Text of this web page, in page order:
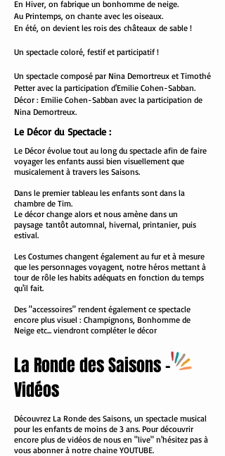
En Hiver, on fabrique un bonhomme de neige.
Au Printemps, on chante avec les oiseaux.
En été, on devient les rois des châteaux de sable !
Un spectacle coloré, festif et participatif !
Un spectacle composé par Nina Demortreux et Timothé
Petter avec la participation d'Emilie Cohen-Sabban.
Décor : Emilie Cohen-Sabban avec la participation de
Nina Demortreux.
Le Décor du Spectacle :
Le Décor évolue tout au long du spectacle afin de faire
voyager les enfants aussi bien visuellement que
musicalement à travers les Saisons.
Dans le premier tableau les enfants sont dans la
chambre de Tim.
Le décor change alors et nous amène dans un
paysage tantôt automnal, hivernal, printanier, puis
estival.
Les Costumes changent également au fur et à mesure
que les personnages voyagent, notre héros mettant à
tour de rôle les habits adéquats en fonction du temps
qu'il fait.
Des "accessoires" rendent également ce spectacle
encore plus visuel : Champignons, Bonhomme de
Neige etc... viendront compléter le décor
La Ronde des Saisons -
Vidéos
Découvrez La Ronde des Saisons, un spectacle musical
pour les enfants de moins de 3 ans. Pour découvrir
encore plus de vidéos de nous en "live" n'hésitez pas à
vous abonner à notre chaine YOUTUBE.